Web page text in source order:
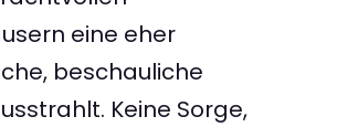
eine eher
beschauliche
Keine Sorge,